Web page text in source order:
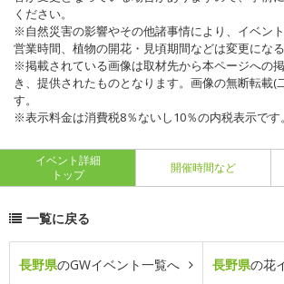
ください。
※自然災害の影響やその他諸事情により、イベン
営業時間、植物の開花・見頃期間などは変更になる
※掲載されている画像は取材先から本ページへの
き、提供されたものとなります。画像の無断転載(
す。
※表示料金は消費税8％ないし10％の内税表示です。
イベント詳細
トップ
開催時間など
一覧に戻る
長野県のGWイベント一覧へ 長野県の花